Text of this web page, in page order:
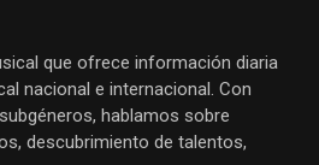
que ofrece información diaria
nacional e internacional. Con
hablamos sobre
descubrimiento de talentos,